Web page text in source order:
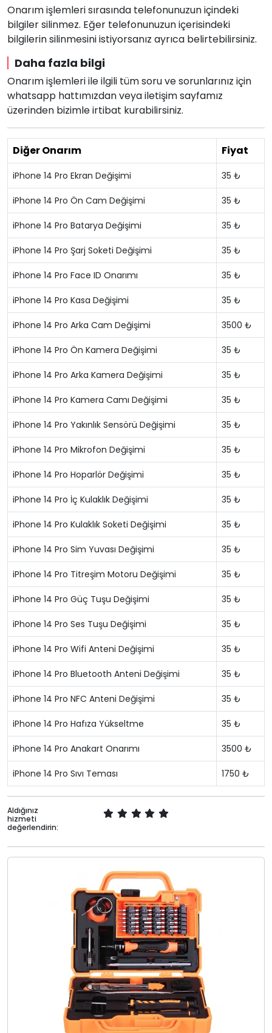
Onarım işlemleri sırasında telefonunuzun içindeki
bilgiler silinmez. Eğer telefonunuzun içerisindeki
bilgilerin silinmesini istiyorsanız ayrıca belirtebilirsiniz.
Daha fazla bilgi
Onarım işlemleri ile ilgili tüm soru ve sorunlarınız için
whatsapp hattımızdan veya iletişim sayfamız
üzerinden bizimle irtibat kurabilirsiniz.
Diğer Onarım Fiyat
iPhone 14 Pro Ekran Değişimi 35 ₺
iPhone 14 Pro Ön Cam Değişimi 35 ₺
iPhone 14 Pro Batarya Değişimi 35 ₺
iPhone 14 Pro Şarj Soketi Değişimi 35 ₺
iPhone 14 Pro Face ID Onarımı 35 ₺
iPhone 14 Pro Kasa Değişimi 35 ₺
iPhone 14 Pro Arka Cam Değişimi 3500 ₺
iPhone 14 Pro Ön Kamera Değişimi 35 ₺
iPhone 14 Pro Arka Kamera Değişimi 35 ₺
iPhone 14 Pro Kamera Camı Değişimi 35 ₺
iPhone 14 Pro Yakınlık Sensörü Değişimi 35 ₺
iPhone 14 Pro Mikrofon Değişimi 35 ₺
iPhone 14 Pro Hoparlör Değişimi 35 ₺
iPhone 14 Pro İç Kulaklık Değişimi 35 ₺
iPhone 14 Pro Kulaklık Soketi Değişimi 35 ₺
iPhone 14 Pro Sim Yuvası Değişimi 35 ₺
iPhone 14 Pro Titreşim Motoru Değişimi 35 ₺
iPhone 14 Pro Güç Tuşu Değişimi 35 ₺
iPhone 14 Pro Ses Tuşu Değişimi 35 ₺
iPhone 14 Pro Wifi Anteni Değişimi 35 ₺
iPhone 14 Pro Bluetooth Anteni Değişimi 35 ₺
iPhone 14 Pro NFC Anteni Değişimi 35 ₺
iPhone 14 Pro Hafıza Yükseltme 35 ₺
iPhone 14 Pro Anakart Onarımı 3500 ₺
iPhone 14 Pro Sıvı Teması 1750 ₺
Aldığınız
hizmeti
değerlendirin: